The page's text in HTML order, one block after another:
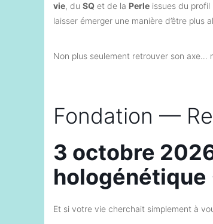
vie, du SQ et de la Perle issues du
laisser émerger une manière d’être plus
Non plus seulement retrouver son axe…
Fondation —
3 octobre
hologénétique
Et si votre vie cherchait simplement à